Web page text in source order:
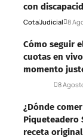
con
CotaJudicial 8
Cómo seguir
cuotas en
momento
8
¿Dónde
Piqueteadero
receta